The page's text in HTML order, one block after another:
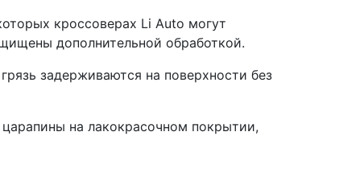
кроссоверах Li Auto могут
дополнительной обработкой.
задерживаются на поверхности без
на лакокрасочном покрытии,